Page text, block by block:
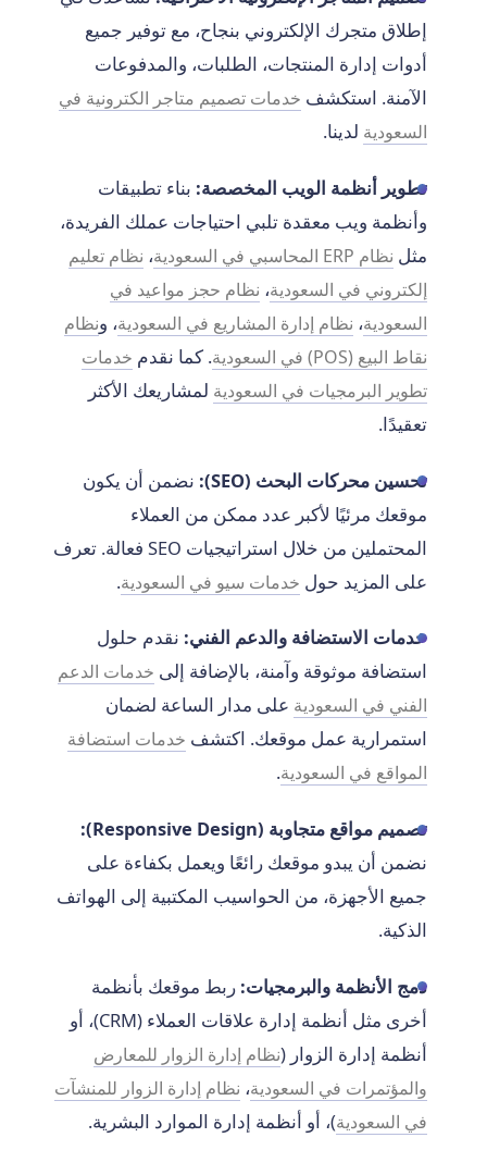
إطلاق متجرك الإلكتروني بنجاح، مع توفير جميع
أدوات إدارة المنتجات، الطلبات، والمدفوعات
الآمنة. استكشف خدمات تصميم متاجر الكترونية في
السعودية لدينا.
تطوير أنظمة الويب المخصصة: بناء تطبيقات
وأنظمة ويب معقدة تلبي احتياجات عملك الفريدة،
مثل نظام ERP المحاسبي في السعودية ، نظام تعليم
إلكتروني في السعودية، نظام حجز مواعيد في
السعودية، نظام إدارة المشاريع في السعودية، ونظام
نقاط البيع (POS) في السعودية
. كما نقدم خدمات
تطوير البرمجيات في السعودية لمشاريعك الأكثر
تعقيدًا.
تحسين محركات البحث (SEO):
نضمن أن يكون
موقعك مرئيًا لأكبر عدد ممكن من العملاء
المحتملين من خلال استراتيجيات SEO فعالة. تعرف
على المزيد حول خدمات سيو في السعودية.
خدمات الاستضافة والدعم الفني: نقدم حلول
استضافة موثوقة وآمنة، بالإضافة إلى خدمات الدعم
الفني في السعودية على مدار الساعة لضمان
استمرارية عمل موقعك. اكتشف خدمات استضافة
المواقع في السعودية.
تصميم مواقع متجاوبة (Responsive Design):
نضمن أن يبدو موقعك رائعًا ويعمل بكفاءة على
جميع الأجهزة، من الحواسيب المكتبية إلى الهواتف
الذكية.
دمج الأنظمة والبرمجيات: ربط موقعك بأنظمة
أخرى مثل أنظمة إدارة علاقات العملاء (CRM)، أو
أنظمة إدارة الزوار (نظام إدارة الزوار للمعارض
والمؤتمرات في السعودية، نظام إدارة الزوار للمنشآت
في السعودية)، أو أنظمة إدارة الموارد البشرية.